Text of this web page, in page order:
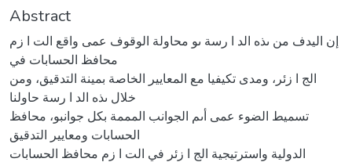
Abstract
إن اليدف من ىذه الد ا رسة ىو محاولة الوقوف عمى واقع الت ا زم
محافظ الحسابات في
الج ا زئر، ومدى تكيفيا مع المعايير الخاصة بمينة التدقيق، ومن
خلال ىذه الد ا رسة حاولنا
تسميط الضوء عمى أىم الجوانب المممة بكل جوانبو، محافظ
الحسابات ومعايير التدقيق
الدولية واسترتيجية الج ا زئر في الت ا زم محافظ الحسابات